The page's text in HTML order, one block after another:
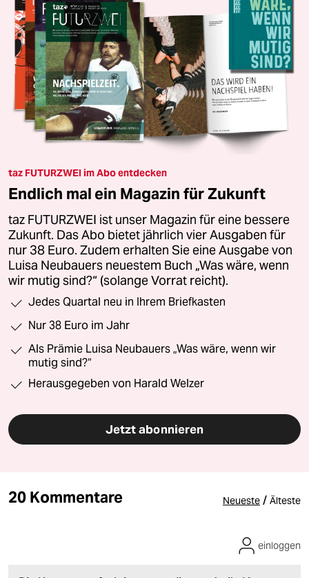
taz FUTURZWEI im Abo entdecken
Endlich mal ein Magazin für Zukunft
taz FUTURZWEI ist unser Magazin für eine bessere
Zukunft. Das Abo bietet jährlich vier Ausgaben für
nur 38 Euro. Zudem erhalten Sie eine Ausgabe von
Luisa Neubauers neuestem Buch „Was wäre, wenn
wir mutig sind?“ (solange Vorrat reicht).
Jedes Quartal neu in Ihrem Briefkasten
Nur 38 Euro im Jahr
Als Prämie Luisa Neubauers „Was wäre, wenn wir
mutig sind?“
Herausgegeben von Harald Welzer
Jetzt abonnieren
20 Kommentare Neueste / Älteste
einloggen